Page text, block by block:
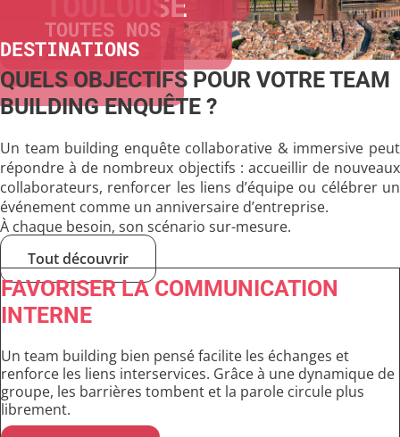
TOUTES NOS
DESTINATIONS
QUELS OBJECTIFS POUR VOTRE TEAM
BUILDING ENQUÊTE ?
Un team building enquête collaborative & immersive peut
répondre à de nombreux objectifs : accueillir de nouveaux
collaborateurs, renforcer les liens d’équipe ou célébrer un
événement comme un anniversaire d’entreprise.
À chaque besoin, son scénario sur-mesure.
Tout découvrir
FAVORISER LA COMMUNICATION
INTERNE
Un team building bien pensé facilite les échanges et
renforce les liens interservices. Grâce à une dynamique de
groupe, les barrières tombent et la parole circule plus
librement.